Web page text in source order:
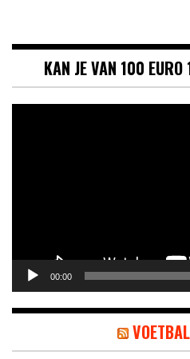
KAN JE VAN 100
00:00